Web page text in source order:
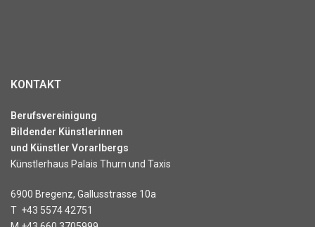
KONTAKT
Berufsvereinigung
Bildender Künstlerinnen
und Künstler Vorarlbergs
Künstlerhaus Palais Thurn und Taxis
6900 Bregenz, Gallusstrasse 10a
T +43 5574 42751